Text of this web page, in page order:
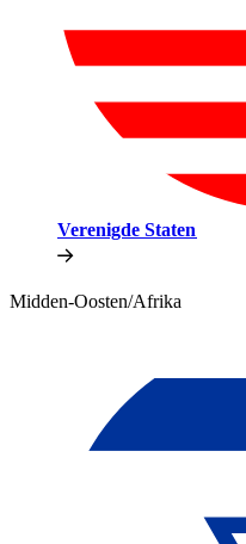
Verenigde Staten​​
Midden-Oosten/Afrika​​